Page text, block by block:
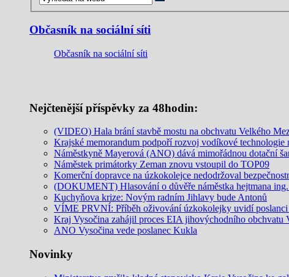
Občasník na sociální síti
Občasník na sociální síti
Nejčtenější příspěvky za 48hodin:
(VIDEO) Hala brání stavbě mostu na obchvatu Velkého
Krajské memorandum podpoří rozvoj vodíkové technologie
Náměstkyně Mayerová (ANO) dává mimořádnou dotační
Náměstek primátorky Zeman znovu vstoupil do TOP09
Komerční dopravce na úzkokolejce nedodržoval
(DOKUMENT) Hlasování o důvěře náměstka hejtmana ing.
Kuchyňova krize: Novým radním Jihlavy bude Antonů
VÍME PRVNÍ: Příběh oživování úzkokolejky uvidí poslanci
Kraj Vysočina zahájil proces EIA jihovýchodního obchvatu
ANO Vysočina vede poslanec Kukla
Novinky